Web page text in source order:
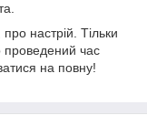
настрій. Тільки
проведений час
на повну!